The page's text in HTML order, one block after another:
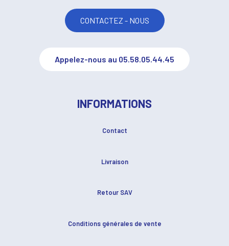
CONTACTEZ - NOUS
Appelez-nous au 05.58.05.44.45
INFORMATIONS
Contact
Livraison
Retour SAV
Conditions générales de vente